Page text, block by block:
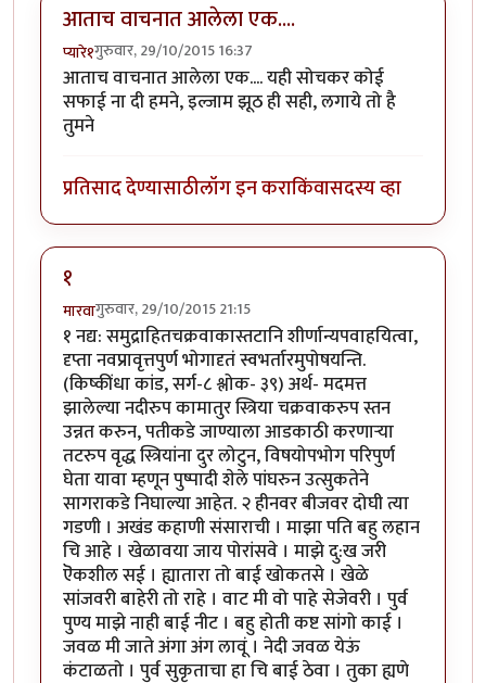
आताच वाचनात आलेला एक....
प्यारे१गुरुवार, 29/10/2015 16:37
आताच वाचनात आलेला एक.... यही सोचकर कोई
सफाई ना दी हमने, इल्जाम झूठ ही सही, लगाये तो है
तुमने
प्रतिसाद देण्यासाठीलॉग इन कराकिंवासदस्य व्हा
१
मारवागुरुवार, 29/10/2015 21:15
१ नद्य: समुद्राहितचक्रवाकास्तटानि शीर्णान्यपवाहयित्वा,
दृप्ता नवप्रावृत्तपुर्ण भोगादृतं स्वभर्तारमुपोषयन्ति.
(किष्कींधा कांड, सर्ग-८ श्लोक- ३९) अर्थ- मदमत्त
झालेल्या नदीरुप कामातुर स्त्रिया चक्रवाकरुप स्तन
उन्नत करुन, पतीकडे जाण्याला आडकाठी करणा‍र्‍या
तटरुप वृद्ध स्त्रियांना दुर लोटुन, विषयोपभोग परिपुर्ण
घेता यावा म्हणून पुष्पादी शेले पांघरुन उत्सुकतेने
सागराकडे निघाल्या आहेत. २ हीनवर बीजवर दोघी त्या
गडणी । अखंड कहाणी संसाराची । माझा पति बहु लहान
चि आहे । खेळावया जाय पोरांसवे । माझे दु:ख जरी
ऎकशील सई । ह्यातारा तो बाई खोकतसे । खेळे
सांजवरी बाहेरी तो राहे । वाट मी वो पाहे सेजेवरी । पुर्व
पुण्य माझे नाही बाई नीट । बहु होती कष्ट सांगो काई ।
जवळ मी जाते अंगा अंग लावूं । नेदी जवळ येऊं
कंटाळतो । पुर्व सुकृताचा हा चि बाई ठेवा । तुका ह्यणे